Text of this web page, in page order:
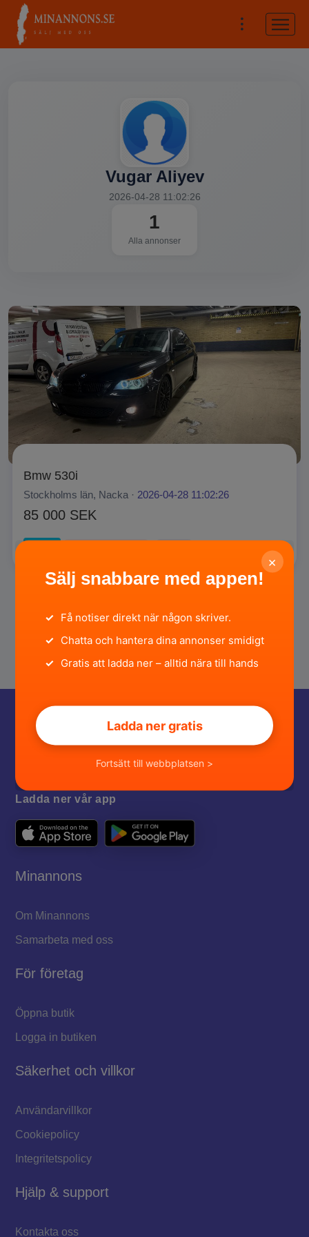
Vugar Aliyev
2026-04-28 11:02:26
1
Alla annonser
Bmw 530i
Stockholms län, Nacka · 2026-04-28 11:02:26
85 000 SEK
×
Sälj snabbare med appen!
✓ Få notiser direkt när någon skriver.
✓ Chatta och hantera dina annonser smidigt
✓ Gratis att ladda ner – alltid nära till hands
Ladda ner gratis
Fortsätt till webbplatsen >
Ladda ner vår app
Minannons
Om Minannons
Samarbeta med oss
För företag
Öppna butik
Logga in butiken
Säkerhet och villkor
Användarvillkor
Cookiepolicy
Integritetspolicy
Hjälp & support
Kontakta oss